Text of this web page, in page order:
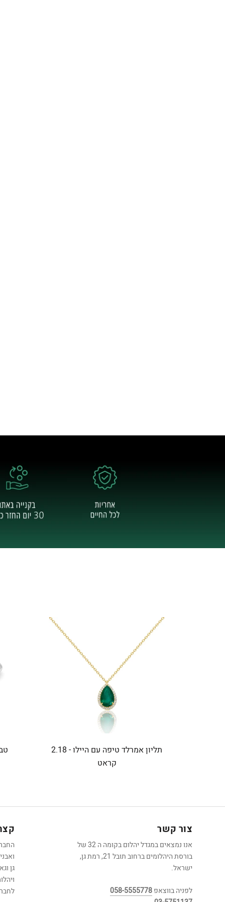
תליון אמרלד טיפה עם היילו - 2.18
קראט
צור קשר
אנו נמצאים במגדל יהלום בקומה ה 32 של
בורסת היהלומים ברחוב תובל 21, רמת גן,
ישראל.
לפניה בווצאפ058-5555778
גן